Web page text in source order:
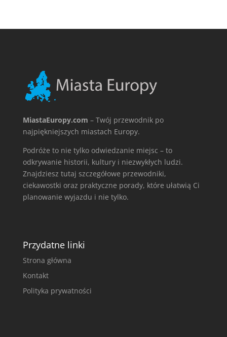
MiastaEuropy.com – Twój przewodnik po
najpiękniejszych miastach Europy.
Podróże to nie tylko odwiedzanie miejsc – to
odkrywanie historii, kultury i niezwykłych ludzi.
Znajdziesz tutaj szczegółowe przewodniki,
ciekawostki oraz praktyczne porady, które ułatwią Ci
planowanie wyjazdu i nie tylko.
Przydatne linki
Strona główna
Kontakt
Polityka prywatności